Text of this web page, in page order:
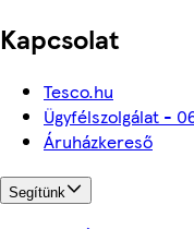
Kapcsolat
Tesco.hu
Ügyfélszolgálat -
Áruházkereső
Segítünk